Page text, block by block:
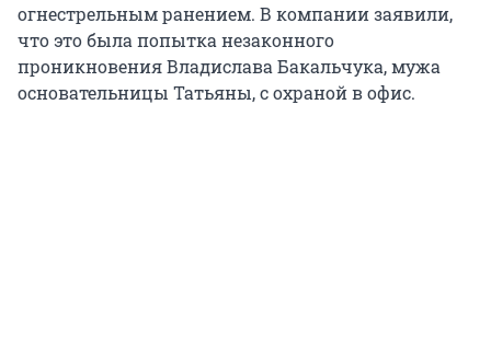
огнестрельным ранением. В компании заявили,
что это была попытка незаконного
проникновения Владислава Бакальчука, мужа
основательницы Татьяны, с охраной в офис.